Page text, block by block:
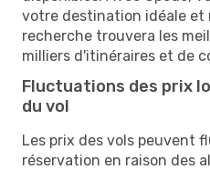
votre destination idéale et
recherche trouvera les
milliers d'itinéraires et de
Fluctuations des prix
du vol
Les prix des vols peuvent
réservation en raison des